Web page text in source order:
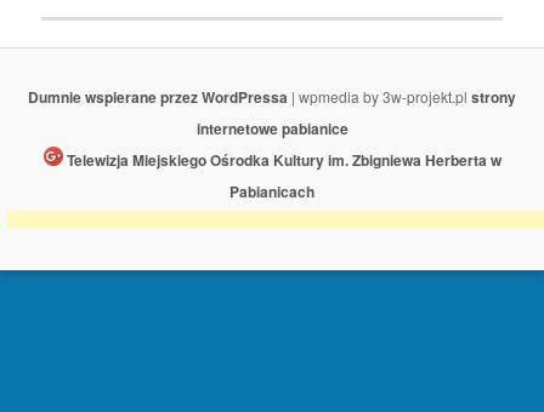
Dumnie wspierane przez WordPressa | wpmedia by 3w-projekt.pl strony
internetowe pabianice
Telewizja Miejskiego Ośrodka Kultury im. Zbigniewa Herberta w
Pabianicach